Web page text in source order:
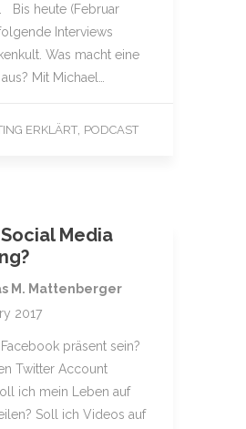
Bis heute (Februar
Interviews
Was macht eine
Mit Michael…
ERKLÄRT PODCAST
Media
M. Mattenberger
2017
präsent sein?
Twitter Account
ich mein Leben auf
Soll ich Videos auf